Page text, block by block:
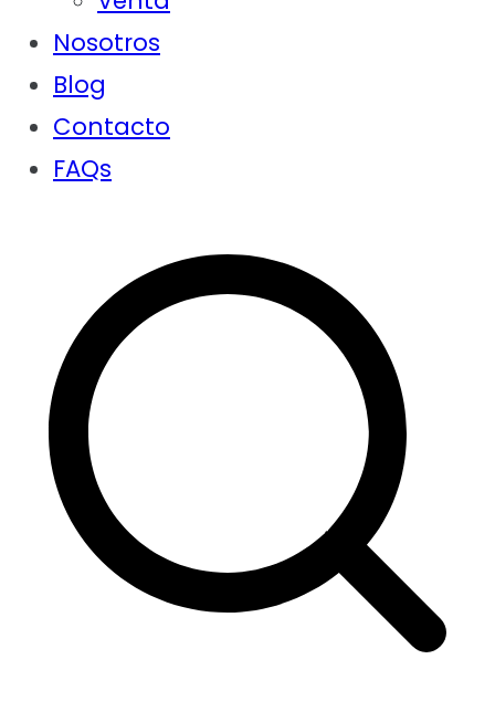
Nosotros
Blog
Contacto
FAQs